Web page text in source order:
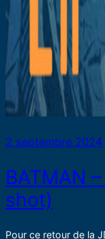
2 septembre 2024
BATMAN
shot)
Pour ce retour de la